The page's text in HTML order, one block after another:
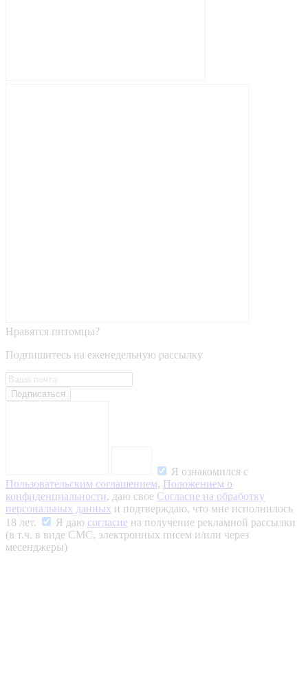
Нравятся питомцы?
Подпишитесь на еженедельную рассылку
Подписаться
Я ознакомился с
Пользовательским соглашением, Положением о
конфиденциальности, даю свое Согласие на обработку
персональных данных и подтверждаю, что мне исполнилось
18 лет.
Я даю согласие на получение рекламной рассылки
(в т.ч. в виде СМС, электронных писем и/или через
месенджеры)